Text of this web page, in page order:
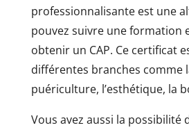
professionnalisante est une
pouvez suivre une formation
obtenir un CAP. Ce certificat
différentes branches comme
puériculture, l’esthétique, la
Vous avez aussi la possibilité